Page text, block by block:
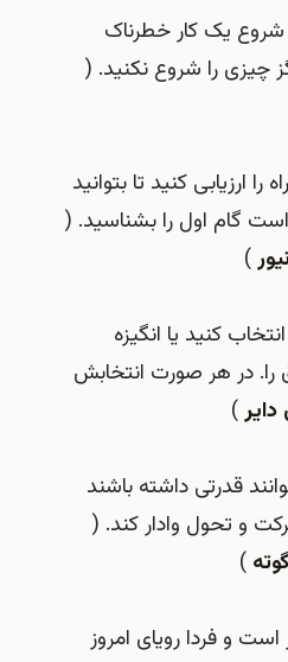
شروع یک کار خطرناک
را شروع نکنید. (
ارزیابی کنید تا بتوانید
گام اول را بشناسید. (
)
کنید یا انگیزه
را. در هر صورت انتخابش
)
قدرتی داشته باشند
و تحول وادار کند. (
)
و فردا رویای امروز